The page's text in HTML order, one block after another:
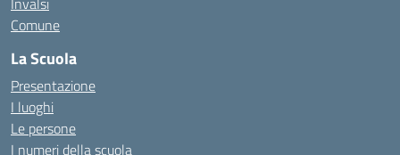
Comune
La Scuola
Presentazione
I luoghi
Le persone
I numeri della scuola